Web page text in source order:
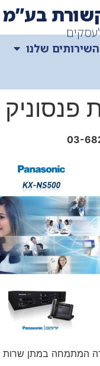
בע”מ
השירותים שלנו
פנסוניק
המתמחה במתן שרות